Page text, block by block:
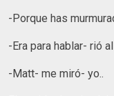
-Porque has
-Era para hablar- rió
-Matt- me miró- yo..